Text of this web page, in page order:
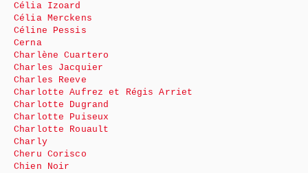
Célia Izoard
Célia Merckens
Céline Pessis
Cerna
Charlène Cuartero
Charles Jacquier
Charles Reeve
Charlotte Aufrez et Régis Arriet
Charlotte Dugrand
Charlotte Puiseux
Charlotte Rouault
Charly
Cheru Corisco
Chien Noir